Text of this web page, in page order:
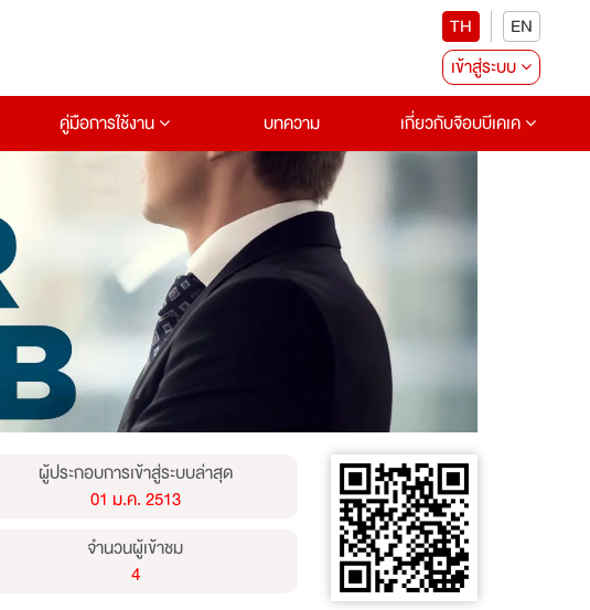
TH
EN
เข้าสู่ระบบ
คู่มือการใช้งาน บทความ เกี่ยวกับจ๊อบบีเคเค
ผู้ประกอบการเข้าสู่ระบบล่าสุด
01 ม.ค. 2513
จำนวนผู้เข้าชม
4